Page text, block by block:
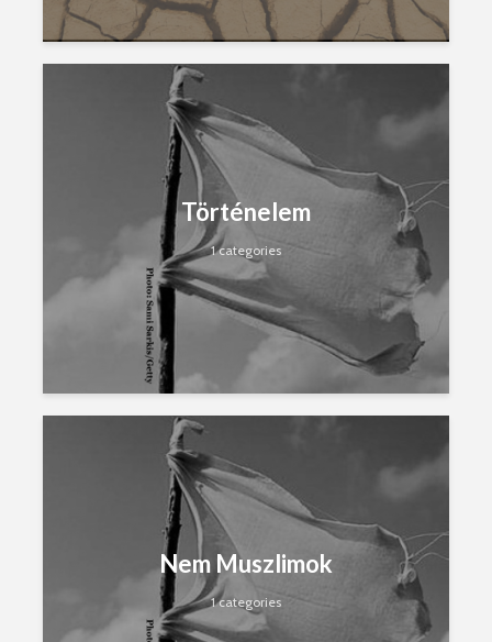
Történelem
1 categories
Nem Muszlimok
1 categories